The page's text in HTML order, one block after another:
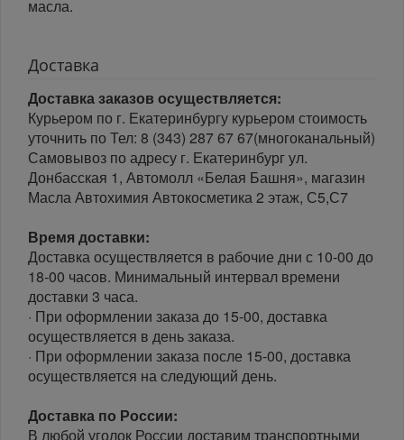
масла.
Доставка
Доставка заказов осуществляется:
Курьером по г. Екатеринбургу курьером стоимость
уточнить по Тел: 8 (343) 287 67 67(многоканальный)
Самовывоз по адресу г. Екатеринбург ул.
Донбасская 1, Автомолл «Белая Башня», магазин
Масла Автохимия Автокосметика 2 этаж, С5,С7
Время доставки:
Доставка осуществляется в рабочие дни с 10-00 до
18-00 часов. Минимальный интервал времени
доставки 3 часа.
· При оформлении заказа до 15-00, доставка
осуществляется в день заказа.
· При оформлении заказа после 15-00, доставка
осуществляется на следующий день.
Доставка по России:
В любой уголок России доставим транспортными